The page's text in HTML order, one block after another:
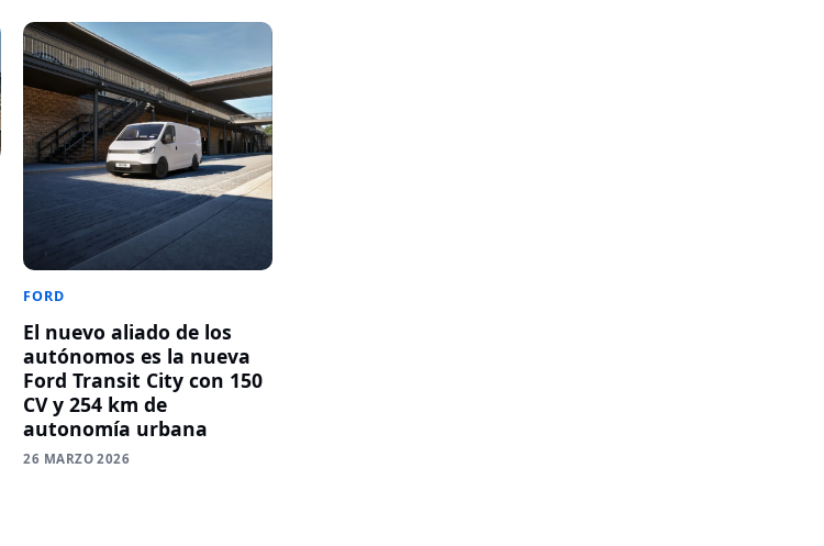
FORD
El nuevo aliado de los
autónomos es la nueva
Ford Transit City con 150
CV y 254 km de
autonomía urbana
26 MARZO 2026